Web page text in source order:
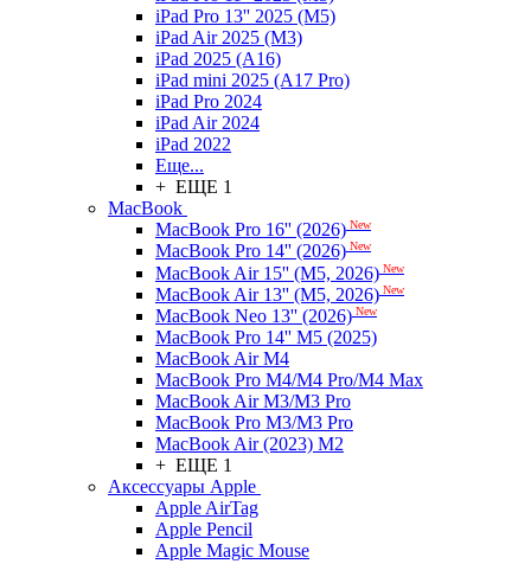
iPad Pro 13'' 2025 (M5)
iPad Air 2025 (M3)
iPad 2025 (A16)
iPad mini 2025 (A17 Pro)
iPad Pro 2024
iPad Air 2024
iPad 2022
Еще...
+ ЕЩЕ 1
MacBook
MacBook Pro 16'' (2026) New
MacBook Pro 14'' (2026) New
MacBook Air 15'' (M5, 2026) New
MacBook Air 13'' (M5, 2026) New
MacBook Neo 13'' (2026) New
MacBook Pro 14'' M5 (2025)
MacBook Air M4
MacBook Pro M4/M4 Pro/M4 Max
MacBook Air M3/M3 Pro
MacBook Pro M3/M3 Pro
MacBook Air (2023) M2
+ ЕЩЕ 1
Аксессуары Apple
Apple AirTag
Apple Pencil
Apple Magic Mouse